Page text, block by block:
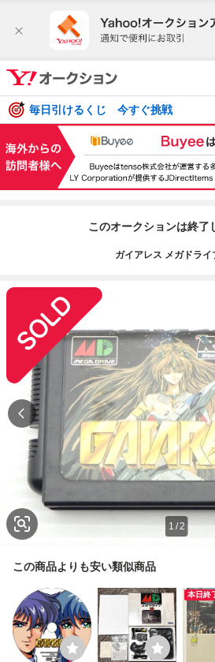
毎日引けるくじ 今すぐ挑戦
このオークションは終了
ガイアレス メガドライ
1 /2
この商品よりも安い類似商品
本日終